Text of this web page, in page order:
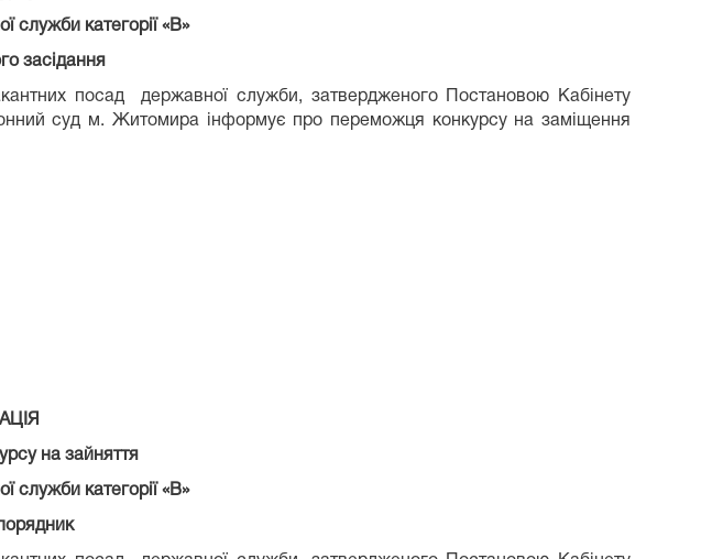
служби категорії «В»
засідання
посад державної служби, затвердженого Постановою Кабінету
суд м. Житомира інформує про переможця конкурсу на заміщення
на зайняття
служби категорії «В»